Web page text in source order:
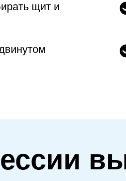
щит и